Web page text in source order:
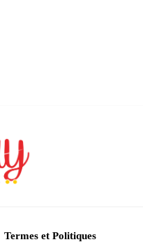
Termes et Politiques